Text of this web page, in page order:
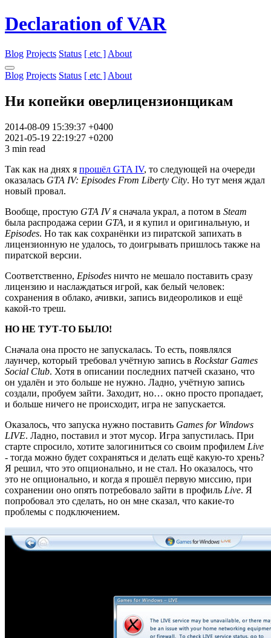
Declaration of VAR
Blog Projects Status [ etc ] About
Blog Projects Status [ etc ] About
Ни копейки оверлицензионщикам
2014-08-09 15:39:37 +0400
2021-05-19 22:19:27 +0200
3 min read
Так как на днях я прошёл GTA IV, то следующей на очереди
оказалась GTA IV: Episodes From Liberty City. Но тут меня ждал
новый провал.
Вообще, простую GTA IVя сначала украл, а потом в Steam
была распродажа серии GTA, и я купил и оригинальную, и
Episodes. Но так как сохранёнки из пиратской запихать в
лицензионную не удалось, то доигрывать пришлось также на
пиратской версии.
Соответственно, Episodes ничто не мешало поставить сразу
лицензию и наслаждаться игрой, как белый человек:
сохранения в облако, ачивки, запись видеороликов и ещё
какой-то треш.
НО НЕ ТУТ-ТО БЫЛО!
Сначала она просто не запускалась. То есть, появлялся
лаунчер, который требовал учётную запись в Rockstar Games
Social Club. Хотя в описании последних патчей сказано, что
он удалён и это больше не нужно. Ладно, учётную запись
создали, пробуем зайти. Заходит, но… окно просто пропадает,
и больше ничего не происходит, игра не запускается.
Оказалось, что запуска нужно поставить Games for Windows
LIVE. Ладно, поставил и этот мусор. Игра запустилась. При
старте спросило, хотите залогиниться со своим профилем Live
- тогда можно будет сохраняться и делать ещё какую-то хрень?
Я решил, что это опционально, и не стал. Но оказалось, что
это не опционально, и когда я прошёл первую миссию, при
сохранении оно опять потребовало зайти в профиль Live. Я
попробовал это сделать, но он мне сказал, что какие-то
проблемы с подключением.